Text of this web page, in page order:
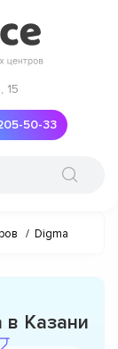
15
50-33
/ Digma
в Казани